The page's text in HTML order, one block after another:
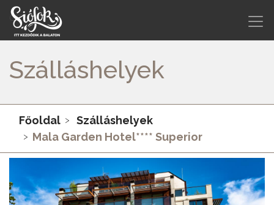
Szálláshelyek
Főoldal
Szálláshelyek
Mala Garden Hotel**** Superior